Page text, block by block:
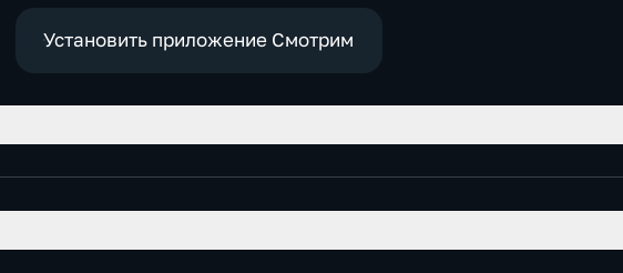
Установить приложение Смотрим